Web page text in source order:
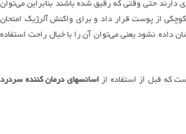
دارند حتی وقتی که رقیق شده باشند بنابراین می‌توان
از پوست قرار داد و برای واکنش آلرژیک امتحان
نشان داده نشود یعنی می‌توان آن را با خیال راحت استفاده
که قبل از استفاده ازاسانسهای درمان کننده سردرد